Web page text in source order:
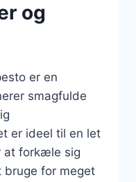
og
er en
smagfulde
er ideel til en let
at forkæle sig
bruge for meget